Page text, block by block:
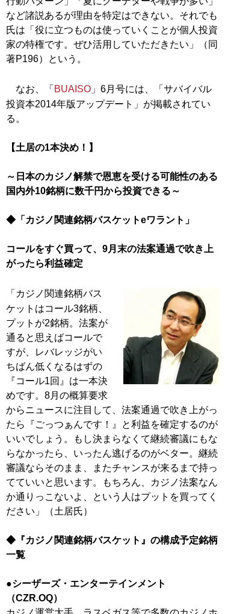
など諸説あるが理由を特定はできない。それでも
氏は「役に立つものは使っていくことが個人投資
家の特権です。ぜひ活用していただきたい」（同
著P196）という。
なお、「 BUAISO 」6月号には、「サバイバル
投資本2014年版アップデート」が掲載されてい
る。
【土居の1本決め！】
～日本のカジノ解禁で恩恵を受ける可能性のある
国内外10銘柄に数千円から投資できる～
◆「カジノ関連銘柄バスケットeワラント」
コールをすぐ買って、9月末の法案通過で吹き上
がったら利益確定
「カジノ関連銘柄バス
ケットはコール3銘柄、
プットが2銘柄。法案が
通ると思えばコールで
すが、レバレッジがい
ちばん低くなるはずの
『コール1回』は一本決
めです。8月の概算要求
からニュースに注目して、法案通過で吹き上がっ
たら『ごっつぁんです！』と利益を確定するのが
いいでしょう。もし決まらなくて継続審議にもな
らなかったら、いったん逃げるのがベター。継続
審議ならそのまま、またチャンスが来るまで持っ
てていいと思います。もちろん、カジノ法案なん
か通りっこないよ、という人はプットを買ってく
ださい」（土居氏）
◆『カジノ関連銘柄バスケット』の構成予定銘柄
一覧
●シーザーズ・エンターテインメント
（CZR.OQ）